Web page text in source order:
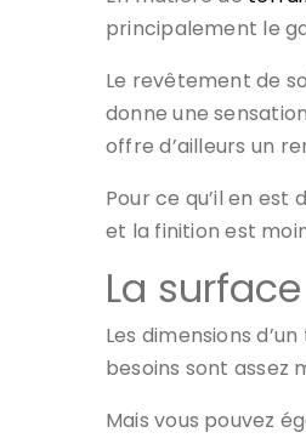
principalement le
Le revêtement de
donne une
offre d’ailleurs un
Pour ce qu’il en est
et la finition est
La
Les dimensions
besoins sont assez
Mais vous pouvez